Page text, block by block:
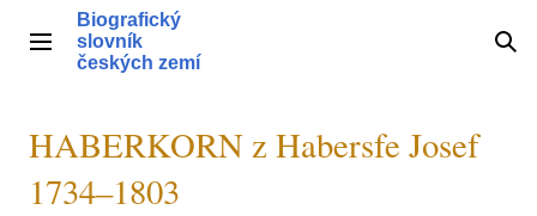
obsahHlavní menu
Biografický
slovník
českých zemí
HABERKORN z Habersfe Josef
1734–1803